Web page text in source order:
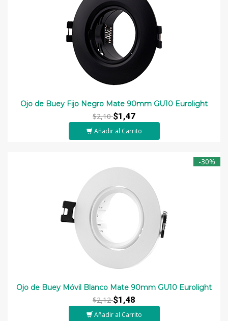
Ojo de Buey Fijo Negro Mate 90mm GU10 Eurolight
$2,10$1,47
Añadir al Carrito
-30%
Ojo de Buey Móvil Blanco Mate 90mm GU10 Eurolight
$2,12$1,48
Añadir al Carrito